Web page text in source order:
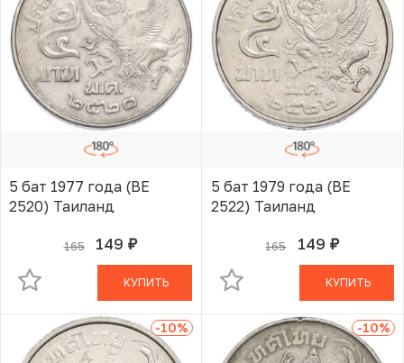
5 бат 1977 года (BE
2520) Таиланд
165 149 руб.
В КОРЗИНЕ
КУПИТЬ
5 бат 1979 года (BE
2522) Таиланд
165 149 руб.
В КОРЗИНЕ
КУПИТЬ
-10% -10%